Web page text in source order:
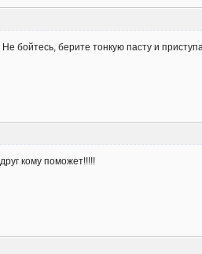
Не бойтесь, берите тонкую пасту и
кому поможет!!!!!